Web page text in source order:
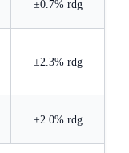
±0.7% rdg
±2.3% rdg
±2.0% rdg